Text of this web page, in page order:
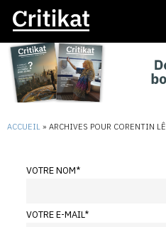
ACCUEIL » ARCHIVES POUR CORENTIN LÊ
VOTRE NOM*
VOTRE E-MAIL*